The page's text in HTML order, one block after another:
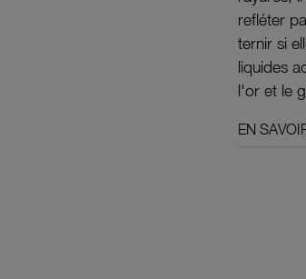
refléter
ternir si
liquides
l'or et le
EN